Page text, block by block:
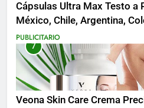
Cápsulas Ultra Max Testo a
México, Chile, Argentina,
Costa Rica y Más
PUBLICITARIO
7
Veona Skin Care Crema